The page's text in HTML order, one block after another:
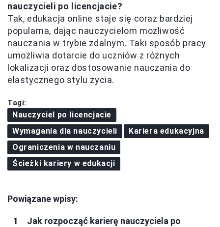
nauczycieli po licencjacie?
Tak, edukacja online staje się coraz bardziej
popularna, dając nauczycielom możliwość
nauczania w trybie zdalnym. Taki sposób pracy
umożliwia dotarcie do uczniów z różnych
lokalizacji oraz dostosowanie nauczania do
elastycznego stylu życia.
Tagi:
Nauczyciel po licencjacie
Wymagania dla nauczycieli
Kariera edukacyjna
Ograniczenia w nauczaniu
Ścieżki kariery w edukacji
Powiązane wpisy:
Jak rozpocząć karierę nauczyciela po